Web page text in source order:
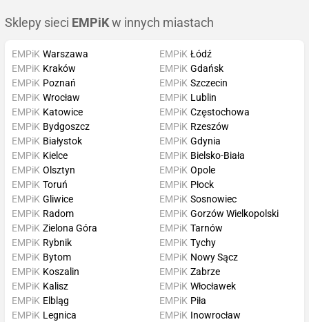
Sklepy sieci EMPiK w innych miastach
EMPiK Warszawa
EMPiK Kraków
EMPiK Poznań
EMPiK Wrocław
EMPiK Łódź
EMPiK Gdańsk
EMPiK Szczecin
EMPiK Lublin
EMPiK Katowice
EMPiK Bydgoszcz
EMPiK Białystok
EMPiK Kielce
EMPiK Częstochowa
EMPiK Rzeszów
EMPiK Gdynia
EMPiK Bielsko-Biała
EMPiK Olsztyn
EMPiK Toruń
EMPiK Gliwice
EMPiK Radom
EMPiK Opole
EMPiK Płock
EMPiK Sosnowiec
EMPiK Gorzów Wielkopolski
EMPiK Zielona Góra
EMPiK Rybnik
EMPiK Bytom
EMPiK Koszalin
EMPiK Tarnów
EMPiK Tychy
EMPiK Nowy Sącz
EMPiK Zabrze
EMPiK Kalisz
EMPiK Elbląg
EMPiK Legnica
EMPiK Włocławek
EMPiK Piła
EMPiK Inowrocław